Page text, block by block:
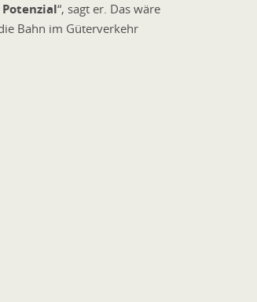
Potenzial“, sagt er. Das wäre
Bahn im Güterverkehr